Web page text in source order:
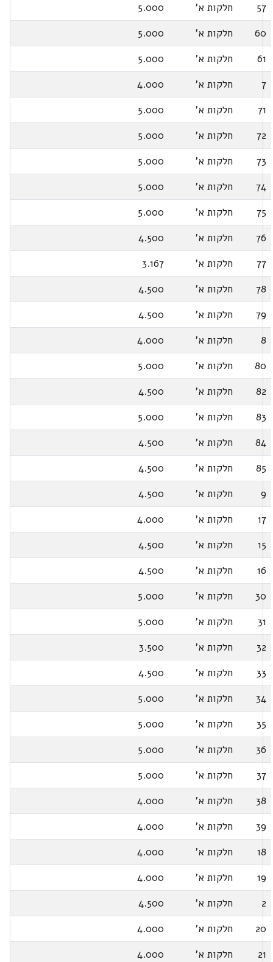
57
חלקות א'
5.000
60
חלקות א'
5.000
61
חלקות א'
5.000
7
חלקות א'
4.000
71
חלקות א'
5.000
72
חלקות א'
5.000
73
חלקות א'
5.000
74
חלקות א'
5.000
75
חלקות א'
5.000
76
חלקות א'
4.500
77
חלקות א'
3.167
78
חלקות א'
4.500
79
חלקות א'
4.500
8
חלקות א'
4.000
80
חלקות א'
5.000
82
חלקות א'
4.500
83
חלקות א'
5.000
84
חלקות א'
4.500
85
חלקות א'
4.500
9
חלקות א'
4.500
17
חלקות א'
4.000
15
חלקות א'
4.500
16
חלקות א'
4.500
30
חלקות א'
5.000
31
חלקות א'
5.000
32
חלקות א'
3.500
33
חלקות א'
4.500
34
חלקות א'
5.000
35
חלקות א'
5.000
36
חלקות א'
5.000
37
חלקות א'
5.000
38
חלקות א'
4.000
39
חלקות א'
4.000
18
חלקות א'
4.000
19
חלקות א'
4.000
2
חלקות א'
4.500
20
חלקות א'
4.000
21
חלקות א'
4.000